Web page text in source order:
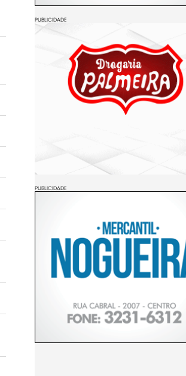
PUBLICIDADE
PUBLICIDADE